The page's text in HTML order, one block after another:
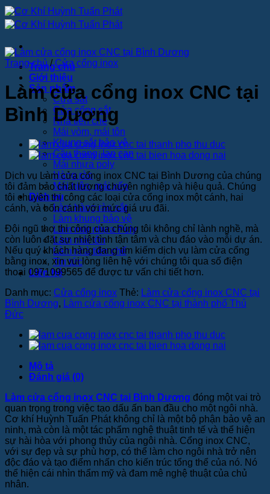
Bỏ
qua
nội
Trang chủ
Giới thiệu
Sản phẩm
Cửa sắt
Cửa cổng sắt
Nhà tiền chế
Mái vòm, mái tôn
Khung sắt bảo vệ
Cầu thang, lan can
Mái nhựa poly
Hàng rào
Mái hiên, mái xếp
Dịch vụ
Làm hàng rào sắt
Làm khung bảo vệ
Làm mái nhựa Poly
Làm mái tôn
Làm nhà tiền chế
Tin tức
Liên hệ
Trang chủ / Cửa cổng inox
Làm cửa cổng inox CNC tại
Bình Dương
Dịch vụ Làm cửa cổng inox CNC tại Bình Dương của chúng
tôi đảm bảo chất lượng chuyên nghiệp và hiệu quả. Chúng
tôi chuyên thi công các loại cửa cổng inox một cánh, hai
cánh, và bốn cánh với mức giá ưu đãi.
Đội ngũ thợ thi công của chúng tôi không chỉ lành nghề, mà
còn luôn đặt sự nhiệt tình tận tâm và chu đáo vào mỗi dự án.
Nếu quý khách hàng đang tìm kiếm dịch vụ làm cửa cổng
bằng inox, xin vui lòng liên hệ với chúng tôi qua số điện
thoại 0971099565 để được tư vấn chi tiết hơn.
Danh mục: Cửa cổng inox Thẻ: Làm cửa cổng inox CNC tại
Bình Dương, Làm cửa cổng inox CNC tại thành phố Thủ
Đức
Mô tả
Đánh giá (0)
Làm cửa cổng inox CNC tại Bình Dương đóng một vai trò
quan trọng trong việc tạo dấu ấn ban đầu cho một ngôi nhà.
Cơ khí Huỳnh Tuấn Phát không chỉ là một bộ phận bảo vệ an
ninh, mà còn là một tác phẩm nghệ thuật tinh tế và thể hiện
sự hài hòa với phong thủy của ngôi nhà. Cổng inox CNC,
với sự đẹp và sự phù hợp, có thể làm cho ngôi nhà trở nên
độc đáo và tạo điểm nhấn cho kiến trúc tổng thể của nó. Nó
thể hiện cái nhìn thẩm mỹ và đam mê nghệ thuật của chủ
nhân.